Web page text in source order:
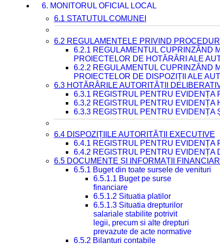
6. MONITORUL OFICIAL LOCAL
6.1 STATUTUL COMUNEI
6.2 REGULAMENTELE PRIVIND
6.2.1 REGULAMENTUL CUPRINZÂND
PROIECTELOR DE HOTĂRÂRI ALE
6.2.2 REGULAMENTUL CUPRINZÂND
PROIECTELOR DE DISPOZIȚII ALE
6.3 HOTĂRÂRILE AUTORITĂȚII
6.3.1 REGISTRUL PENTRU EVIDENȚA
6.3.2 REGISTRUL PENTRU EVIDENȚA
6.3.3 REGISTRUL PENTRU EVIDENȚA
6.4 DISPOZIȚIILE AUTORITĂȚII EXECUTIVE
6.4.1 REGISTRUL PENTRU EVIDENȚA
6.4.2 REGISTRUL PENTRU EVIDENȚA
6.5 DOCUMENTE ȘI INFORMAȚII
6.5.1 Buget din toate sursele de venituri
6.5.1.1 Buget pe surse
financiare
6.5.1.2 Situatia platilor
6.5.1.3 Situatia drepturilor
salariale stabilite potrivit
legii, precum si alte drepturi
prevazute de acte normative
6.5.2 Bilanturi contabile